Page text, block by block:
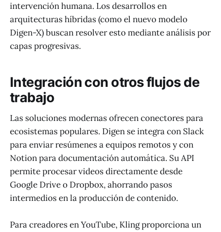
intervención humana. Los desarrollos en
arquitecturas híbridas (como el nuevo modelo
Digen-X) buscan resolver esto mediante análisis por
capas progresivas.
Integración con otros flujos de
trabajo
Las soluciones modernas ofrecen conectores para
ecosistemas populares. Digen se integra con Slack
para enviar resúmenes a equipos remotos y con
Notion para documentación automática. Su API
permite procesar videos directamente desde
Google Drive o Dropbox, ahorrando pasos
intermedios en la producción de contenido.
Para creadores en YouTube, Kling proporciona un